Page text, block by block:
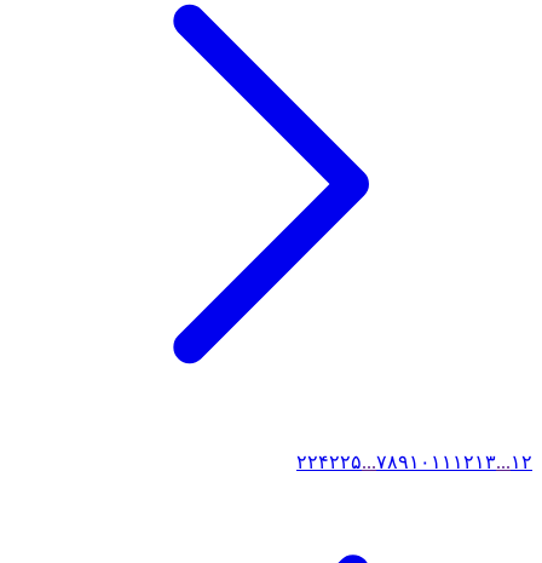
۱۲ ... ۷۸۹۱۰ ۱۱ ۱۲۱۳ ... ۲۲۴۲۲۵